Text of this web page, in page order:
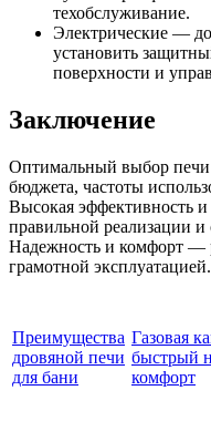
техобслуживание.
Электрические —
установить
поверхности и
Заключение
Оптимальный выбор печи
бюджета, частоты
Высокая эффективность и
правильной реализации
Надежность и комфорт —
грамотной эксплуатацией.
Преимущества
дровяной печи
для бани
Газовая
быстрый
комфорт